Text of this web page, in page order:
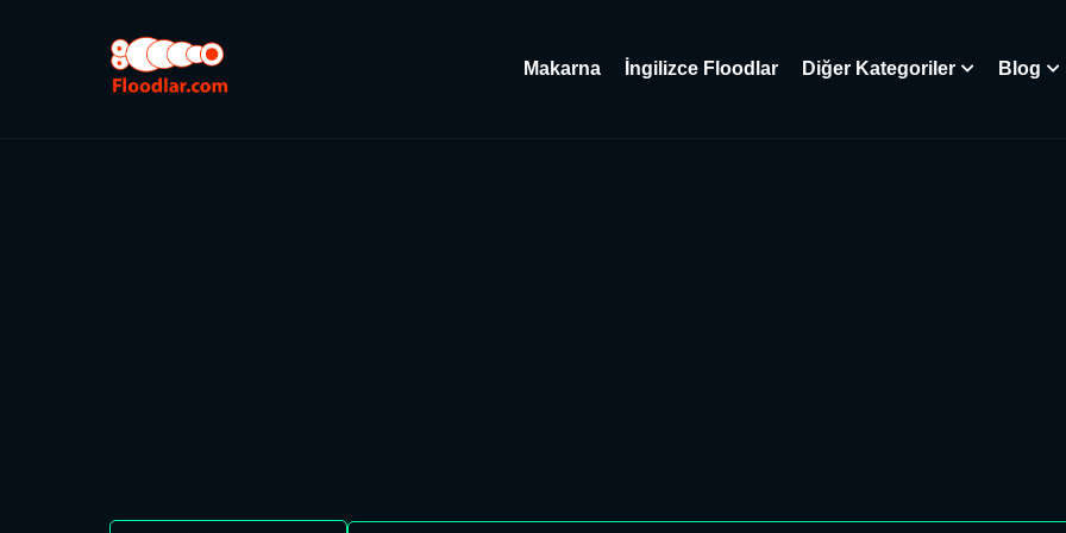
Makarna İngilizce Floodlar Diğer Kategoriler Blog